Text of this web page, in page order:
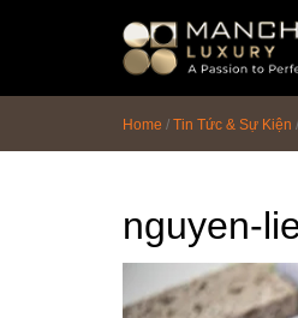
Home / Tin Tức & Sự Kiện /
nguyen-